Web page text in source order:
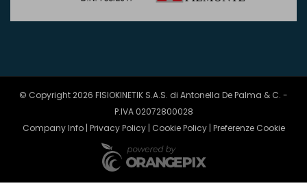
© Copyright 2026 FISIOKINETIK S.A.S. di Antonella De Palma & C. -
P.IVA 02072800028
Company Info| Privacy Policy| Cookie Policy| Preferenze Cookie